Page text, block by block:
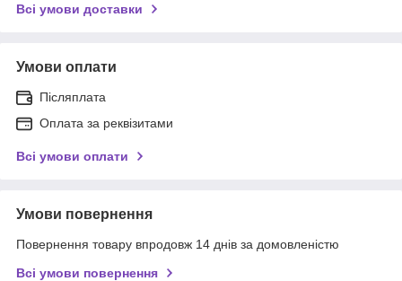
Всі умови доставки
Умови оплати
Післяплата
Оплата за реквізитами
Всі умови оплати
Умови повернення
Повернення товару впродовж 14 днів за домовленістю
Всі умови повернення